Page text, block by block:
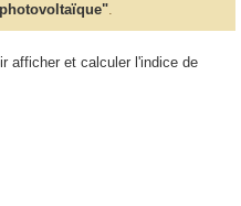
.
afficher et calculer l'indice de